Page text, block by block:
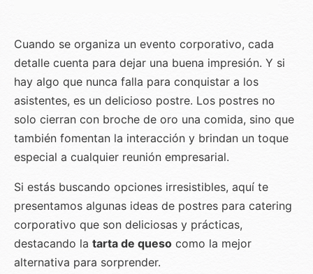
Cuando se organiza un evento corporativo, cada
detalle cuenta para dejar una buena impresión. Y si
hay algo que nunca falla para conquistar a los
asistentes, es un delicioso postre. Los postres no
solo cierran con broche de oro una comida, sino que
también fomentan la interacción y brindan un toque
especial a cualquier reunión empresarial.
Si estás buscando opciones irresistibles, aquí te
presentamos algunas ideas de postres para catering
corporativo que son deliciosas y prácticas,
destacando la tarta de queso como la mejor
alternativa para sorprender.